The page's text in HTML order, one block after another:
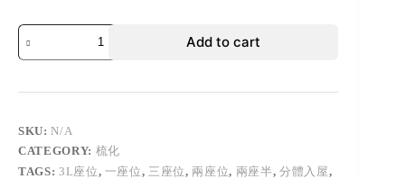
Add to cart
SKU:N/A
CATEGORY: 梳化
TAGS: 3L座位, 一座位, 三座位, 兩座位, 兩座半, 分體入屋,